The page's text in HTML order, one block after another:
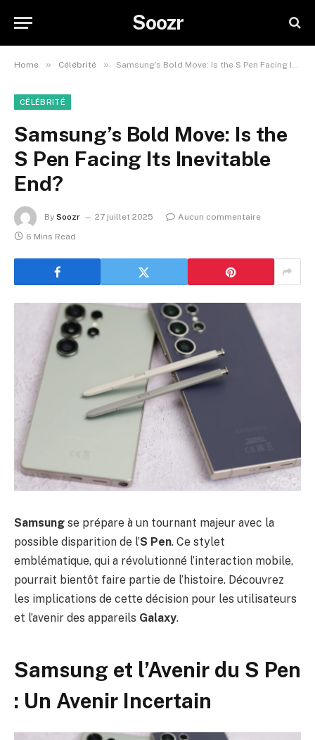
Soozr
Home » Célébrité » Samsung’s Bold Move: Is the S Pen Facing Its Inevitable End?
CÉLÉBRITÉ
Samsung’s Bold Move: Is the
S Pen Facing Its Inevitable
End?
By Soozr 27 juillet 2025
Aucun commentaire
6 Mins Read
Samsung se prépare à un tournant majeur avec la
possible disparition de l’S Pen. Ce stylet
emblématique, qui a révolutionné l’interaction mobile,
pourrait bientôt faire partie de l’histoire. Découvrez
les implications de cette décision pour les utilisateurs
et l’avenir des appareils Galaxy.
Samsung et l’Avenir du S Pen
: Un Avenir Incertain